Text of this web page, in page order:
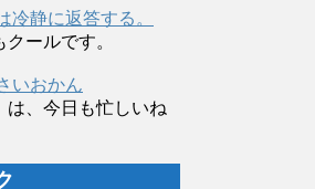
冷静に返答する。
ールです。
いおかん
は、今日も忙しいね